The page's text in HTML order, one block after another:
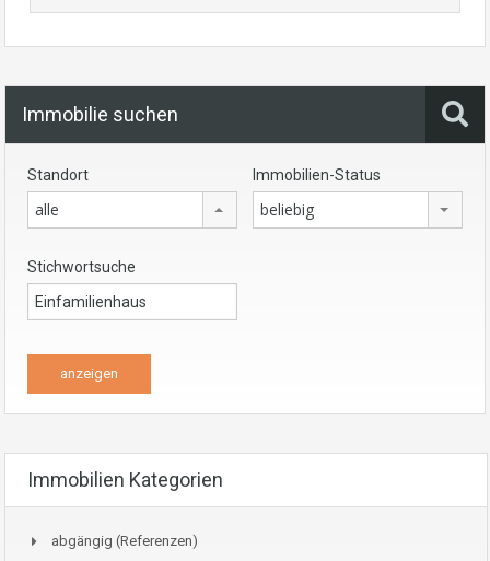
Immobilie suchen
Standort
alle
Immobilien-Status
beliebig
Stichwortsuche
Immobilien Kategorien
abgängig (Referenzen)